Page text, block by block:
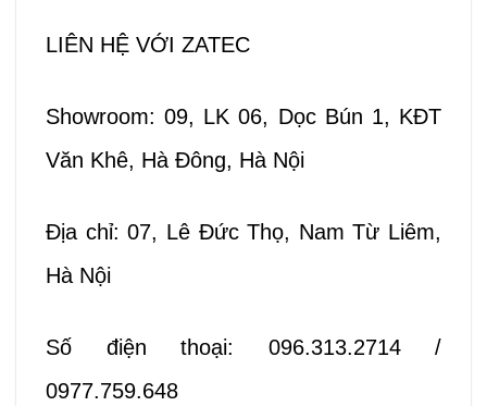
LIÊN HỆ VỚI ZATEC
Showroom: 09, LK 06, Dọc Bún 1, KĐT
Văn Khê, Hà Đông, Hà Nội
Địa chỉ: 07, Lê Đức Thọ, Nam Từ Liêm,
Hà Nội
Số điện thoại: 096.313.2714 /
0977.759.648